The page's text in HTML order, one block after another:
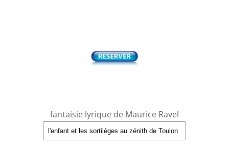
fantaisie lyrique de Maurice Ravel